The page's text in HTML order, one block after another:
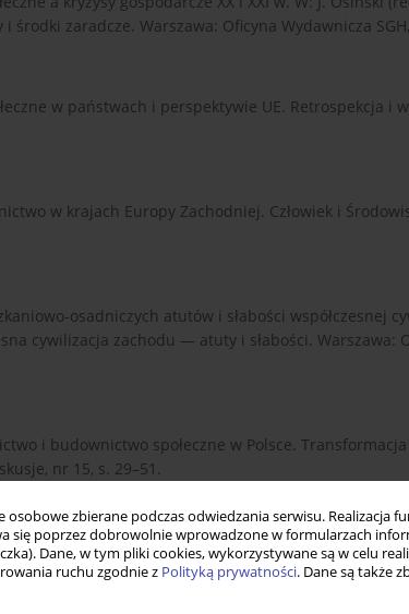
osobowe zbierane podczas odwiedzania serwisu. Realizacja
się poprzez dobrowolnie wprowadzone w formularzach
Dane, w tym pliki cookies, wykorzystywane są w celu
ruchu zgodnie z Polityką prywatności. Dane są także
zaradcze. Warszawa: Oficyna Wydawnicza
w państwach i perspektywie UE. Retrospekcja i
w krajach Europy Zachodniej. Człowiek i
osadniczych atutów i słabości współczesnej
cywilizacja zachodu — atuty i słabości. Warszawa:
i budownictwo społeczne w Polsce.
nr 15, s. 29–51.
społecznej polityki mieszkaniowej na przykładzie